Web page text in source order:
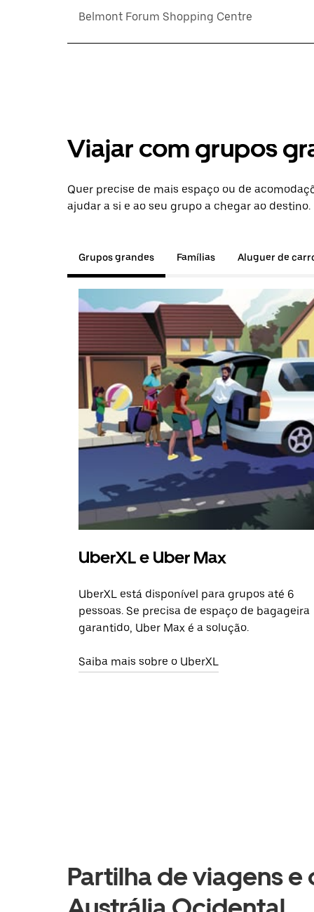
Belmont Forum Shopping Centre
Viajar com grupos
Quer precise de mais espaço ou de
ajudar a si e ao seu grupo a chegar ao destino.
Grupos grandes Famílias Aluguer de
UberXL e Uber Max
UberXL está disponível para grupos até 6
pessoas. Se precisa de espaço de bagageira
garantido, Uber Max é a solução.
Saiba mais sobre o UberXL
Partilha de viagens